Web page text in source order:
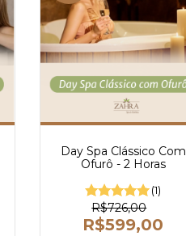
Day Spa Clássico Com
Ofurô - 2 Horas
(1)
R$726,00
R$599,00